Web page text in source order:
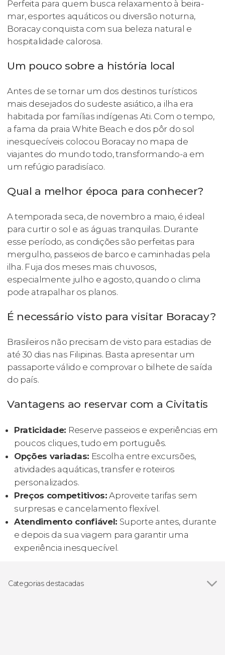
Perfeita para quem busca relaxamento à beira-
mar, esportes aquáticos ou diversão noturna,
Boracay conquista com sua beleza natural e
hospitalidade calorosa.
Um pouco sobre a história local
Antes de se tornar um dos destinos turísticos
mais desejados do sudeste asiático, a ilha era
habitada por famílias indígenas Ati. Com o tempo,
a fama da praia White Beach e dos pôr do sol
inesquecíveis colocou Boracay no mapa de
viajantes do mundo todo, transformando-a em
um refúgio paradisíaco.
Qual a melhor época para conhecer?
A temporada seca, de novembro a maio, é ideal
para curtir o sol e as águas tranquilas. Durante
esse período, as condições são perfeitas para
mergulho, passeios de barco e caminhadas pela
ilha. Fuja dos meses mais chuvosos,
especialmente julho e agosto, quando o clima
pode atrapalhar os planos.
É necessário visto para visitar Boracay?
Brasileiros não precisam de visto para estadias de
até 30 dias nas Filipinas. Basta apresentar um
passaporte válido e comprovar o bilhete de saída
do país.
Vantagens ao reservar com a Civitatis
Praticidade: Reserve passeios e experiências em
poucos cliques, tudo em português.
Opções variadas: Escolha entre excursões,
atividades aquáticas, transfer e roteiros
personalizados.
Preços competitivos: Aproveite tarifas sem
surpresas e cancelamento flexível.
Atendimento confiável: Suporte antes, durante
e depois da sua viagem para garantir uma
experiência inesquecível.
Categorias destacadas